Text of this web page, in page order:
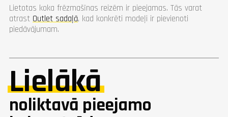
Lietotas koka frēzmašīnas reizēm ir pieejamas. Tās varat
atrast Outlet sadaļā, kad konkrēti modeļi ir pievienoti
piedāvājumam.
Lielākā
noliktavā pieejamo